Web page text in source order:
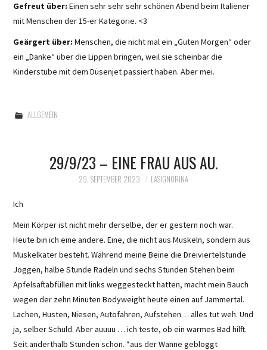
Gefreut über: Einen sehr sehr sehr schönen Abend beim Italiener
mit Menschen der 15-er Kategorie. <3
Geärgert über: Menschen, die nicht mal ein „Guten Morgen“ oder
ein „Danke“ über die Lippen bringen, weil sie scheinbar die
Kinderstube mit dem Düsenjet passiert haben. Aber mei.
ALLGEMEIN
29/9/23 – EINE FRAU AUS AU.
29. SEPTEMBER 2023 LASIGNORINA
Ich
Mein Körper ist nicht mehr derselbe, der er gestern noch war.
Heute bin ich eine andere. Eine, die nicht aus Muskeln, sondern aus
Muskelkater besteht. Während meine Beine die Dreiviertelstunde
Joggen, halbe Stunde Radeln und sechs Stunden Stehen beim
Apfelsaftabfüllen mit links weggesteckt hatten, macht mein Bauch
wegen der zehn Minuten Bodyweight heute einen auf Jammertal.
Lachen, Husten, Niesen, Autofahren, Aufstehen… alles tut weh. Und
ja, selber Schuld. Aber auuuu … ich teste, ob ein warmes Bad hilft.
Seit anderthalb Stunden schon. *aus der Wanne gebloggt